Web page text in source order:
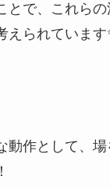
とで、これら
えられています
動作として、